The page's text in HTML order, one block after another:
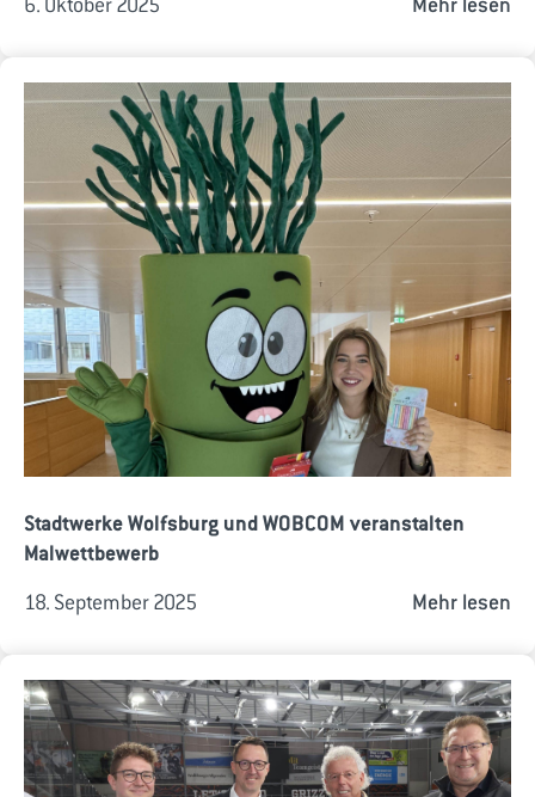
Stadtwerke Wolfsburg und WOBCOM veranstalten
Malwettbewerb
18. September 2025 Mehr lesen